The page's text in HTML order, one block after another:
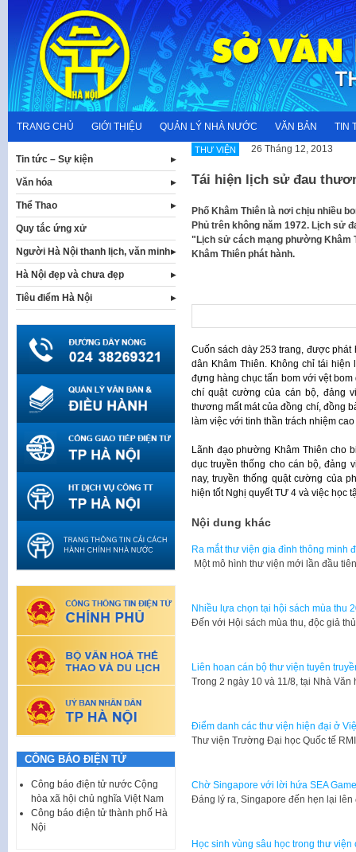
content
TRANG CHỦ GIỚI THIỆU QUẢN LÝ NHÀ NƯỚC VĂN BẢN TIN
THƯ VIỆN 26 Tháng 12, 2013
Tái hiện lịch sử đau
​Phố Khâm Thiên là nơi chịu nhiều
Phủ trên không năm 1972. Lịch sử
"Lịch sử cách mạng phường Khâm
Khâm Thiên phát hành​.
Cuốn sách dày 253 trang, được
dân Khâm Thiên. Không chỉ tái
đựng hàng chục tấn bom với vệt
chí quật cường của cán bộ, đảng
thương mất mát của đồng chí, đồng
làm việc với tinh thần trách nhiệm
Lãnh đạo phường Khâm Thiên cho
dục truyền thống cho cán bộ, đảng
nay, truyền thống quật cường của
hiện tốt Nghị quyết TƯ 4 và việc học
Nội dung khác
Ra mắt thư viện gia đình thông minh
Một mô hình thư viện mới lần đầu
Nhiều lựa chọn tại hội sách mùa thu
​Đến với Hội sách mùa thu, độc giả
Liên hoan cán bộ thư viện tuyên
​Trong 2 ngày 10 và 11/8, tại Nhà
Điểm danh các thư viện hiện đại ở
​Thư viện Trường Đại học Quốc tế
Chờ Singapore với lời hứa SEA
​Đáng lý ra, Singapore đến hẹn lại
Học sinh vùng sâu học trong thư viện
Tin tức – Sự kiện
Văn hóa
Thể Thao
Quy tắc ứng xử
Người Hà Nội thanh lịch, văn minh
Hà Nội đẹp và chưa đẹp
Tiêu điểm Hà Nội
CÔNG BÁO ĐIỆN TỬ
Công báo điện tử nước Cộng
hòa xã hội chủ nghĩa Việt Nam
Công báo điện tử thành phố Hà
Nội